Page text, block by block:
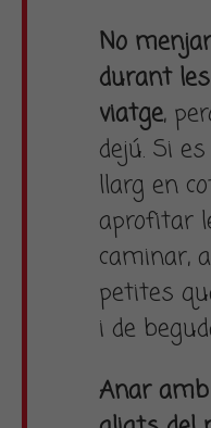
No
durant
viatge,
dejú. Si
llarg en
aprofitar
caminar,
petites
i de
Anar